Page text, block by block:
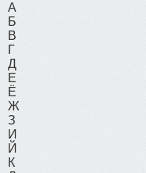
А
Б
В
Г
Д
Е
Ё
Ж
З
И
Й
К